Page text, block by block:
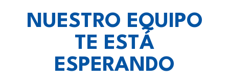
NUESTRO EQUIPO
TE ESTÁ
ESPERANDO